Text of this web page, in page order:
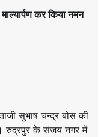
कर किया नमन
सुभाष चन्द्र बोस की
रुद्रपुर के संजय नगर में